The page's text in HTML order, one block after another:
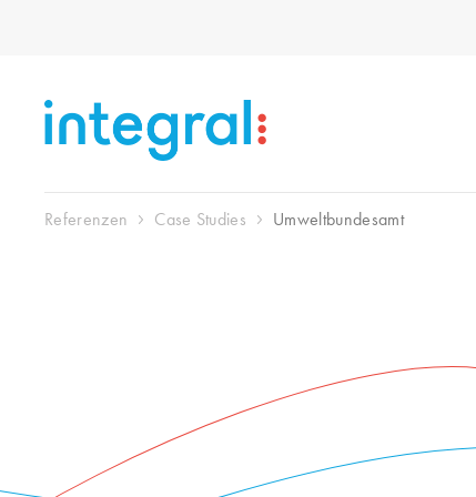
Referenzen Case Studies Umweltbundesamt